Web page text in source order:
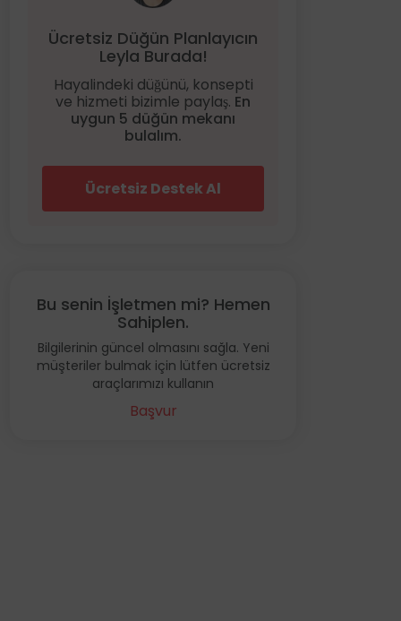
Ücretsiz Düğün Planlayıcın
Leyla Burada!
Hayalindeki düğünü, konsepti
ve hizmeti bizimle paylaş. En
uygun 5 düğün mekanı
bulalım.
Ücretsiz Destek Al
Bu senin İşletmen mi? Hemen
Sahiplen.
Bilgilerinin güncel olmasını sağla. Yeni
müşteriler bulmak için lütfen ücretsiz
araçlarımızı kullanın
Başvur